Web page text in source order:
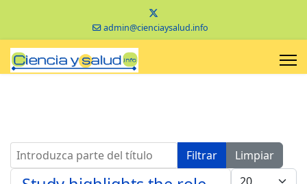
admin@cienciaysalud.info
Introduzca parte del título Filtrar
Limpiar
Cantidad a